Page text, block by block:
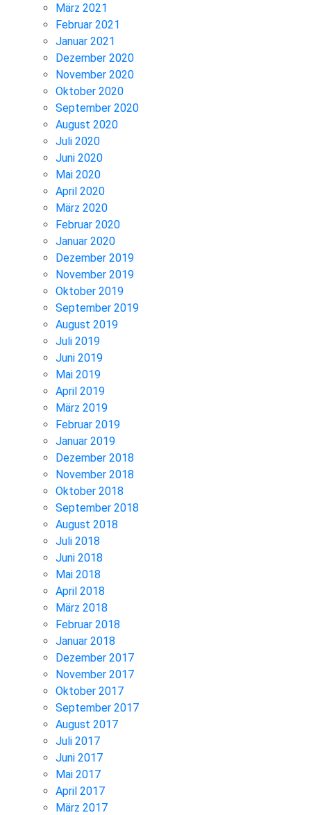
März 2021
Februar 2021
Januar 2021
Dezember 2020
November 2020
Oktober 2020
September 2020
August 2020
Juli 2020
Juni 2020
Mai 2020
April 2020
März 2020
Februar 2020
Januar 2020
Dezember 2019
November 2019
Oktober 2019
September 2019
August 2019
Juli 2019
Juni 2019
Mai 2019
April 2019
März 2019
Februar 2019
Januar 2019
Dezember 2018
November 2018
Oktober 2018
September 2018
August 2018
Juli 2018
Juni 2018
Mai 2018
April 2018
März 2018
Februar 2018
Januar 2018
Dezember 2017
November 2017
Oktober 2017
September 2017
August 2017
Juli 2017
Juni 2017
Mai 2017
April 2017
März 2017